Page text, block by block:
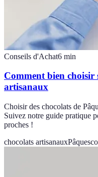
Conseils d'Achat6 min
Comment bien choisir
artisanaux
Choisir des chocolats de
Suivez notre guide pratique
proches !
chocolats artisanauxPâques